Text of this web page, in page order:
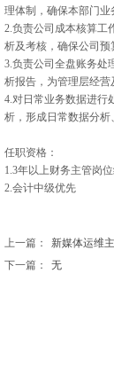
理体制，确保本部门业
2.负责公司成本核算工
析及考核，确保公司预
3.负责公司全盘账务处
析报告，为管理层经
4.对日常业务数据进行
析，形成日常数据分
任职资格：
1.3年以上财务主管岗
2.会计中级优先
上一篇：
新媒体运维
下一篇：
无